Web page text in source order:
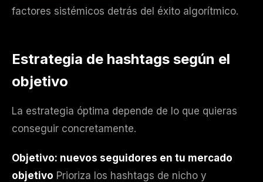
factores sistémicos detrás del éxito algorítmico.
Estrategia de hashtags según el
objetivo
La estrategia óptima depende de lo que quieras
conseguir concretamente.
Objetivo: nuevos seguidores en tu mercado
objetivo Prioriza los hashtags de nicho y